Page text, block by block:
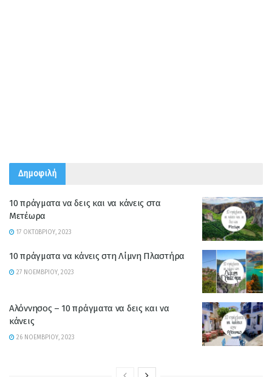
Δημοφιλή
10 πράγματα να δεις και να κάνεις στα
Μετέωρα
17 ΟΚΤΩΒΡΊΟΥ, 2023
10 πράγματα να κάνεις στη Λίμνη Πλαστήρα
27 ΝΟΕΜΒΡΊΟΥ, 2023
Αλόννησος – 10 πράγματα να δεις και να
κάνεις
26 ΝΟΕΜΒΡΊΟΥ, 2023